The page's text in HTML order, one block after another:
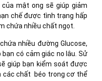
mật ong sẽ giúp giảm
chế được tình trạng hấp
chứa nhiều chất ngọt.
nhiều đường Glucose,
có cảm giác no lâu. Sử
giúp bạn kiểm soát được
các chất béo trong cơ thể